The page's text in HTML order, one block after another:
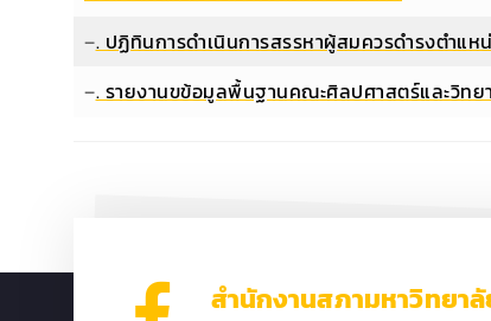
–. ปฏิทินการดำเนินการสรรหาผู้สมควรดำรงตำ
–. รายงานขข้อมูลพื้นฐานคณะศิลปศาสตร์และวิทย
สำนักงานสภามหาวิทยา